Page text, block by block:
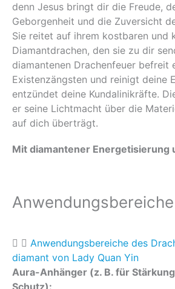
denn Jesus bringt dir die Freude,
Geborgenheit und die Zuversicht
Sie reitet auf ihrem kostbaren und
Diamantdrachen, den sie zu dir
diamantenen Drachenfeuer befreit
Existenzängsten und reinigt deine
entzündet deine Kundalinikräfte.
er seine Lichtmacht über die
auf dich überträgt.
Mit diamantener Energetisierung
Anwendungsbereiche
Anwendungsbereiche des
diamant von Lady Quan Yin
Aura-Anhänger (z. B. für
Schutz):